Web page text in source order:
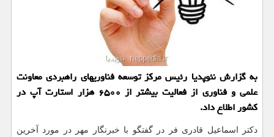
به گزارش نئوپدیا رئیس مركز توسعه فناوریهای راهبردی معاونت
علمی و فناوری از فعالیت بیشتر از ۶۵۰۰ هزار استارت آپ در
كشور اطلاع داد.
دكتر اسماعیل قادری فر در گفتگو با خبرنگار مهر در مورد آخرین